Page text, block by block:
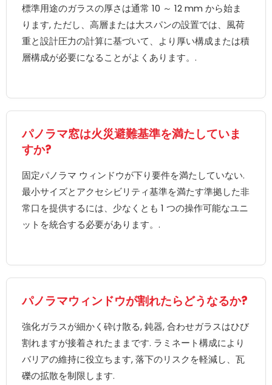
標準用途のガラスの厚さは通常 10 ～ 12 mm から始ま
ります, ただし、高層または大スパンの設置では、風荷
重と設計圧力の計算に基づいて、より厚い構成または積
層構成が必要になることがよくあります。.
パノラマ窓は火災避難基準を満たしていま
すか?
固定パノラマ ウィンドウが下り要件を満たしていない.
最小サイズとアクセシビリティ基準を満たす準拠した非
常口を提供するには、少なくとも 1 つの操作可能なユニ
ットを統合する必要があります。.
パノラマウィンドウが割れたらどうなるか?
強化ガラスが細かく砕け散る, 鈍器, 合わせガラスはひび
割れますが接着されたままです. ラミネート構成により
バリアの維持に役立ちます, 落下のリスクを軽減し、瓦
礫の拡散を制限します.